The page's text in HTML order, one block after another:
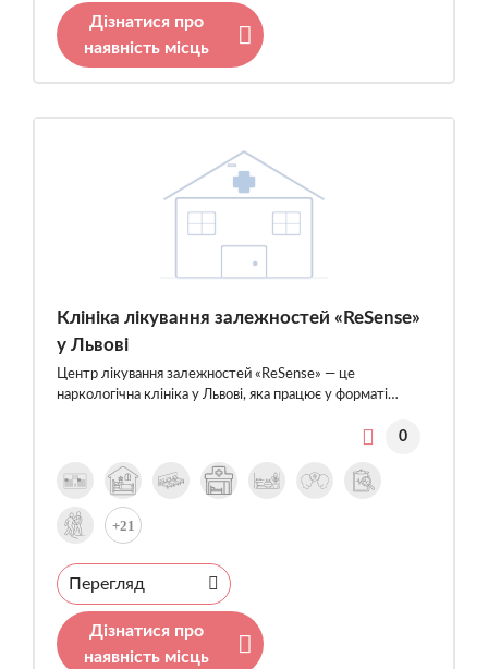
Дізнатися про
наявність місць
Клініка лікування залежностей «ReSense»
у Львові
Центр лікування залежностей «ReSense» — це
наркологічна клініка у Львові, яка працює у форматі…
0
+21
Перегляд
Дізнатися про
наявність місць